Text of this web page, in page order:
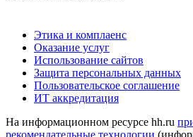
Этика и комплаенс
Оказание услуг
Использование сайтов
Защита персональных данных
Пользовательское соглашение
ИТ аккредитация
На информационном ресурсе hh.ru
рекомендательные технологии